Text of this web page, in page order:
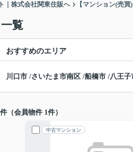
｜株式会社関東住販へ 【マンション(売
覧
おすすめのエリア
川口市 /さいたま市南区 /船橋市 /八王子
件（会員物件 1件）
中古マンション